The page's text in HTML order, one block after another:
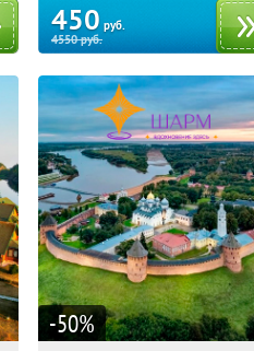
450 руб.
4550руб.
-50%